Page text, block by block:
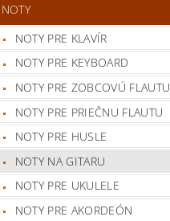
NOTY
NOTY PRE KLAVÍR
NOTY PRE KEYBOARD
NOTY PRE ZOBCOVÚ FLAUTU
NOTY PRE PRIEČNU FLAUTU
NOTY PRE HUSLE
NOTY NA GITARU
NOTY PRE UKULELE
NOTY PRE AKORDEÓN